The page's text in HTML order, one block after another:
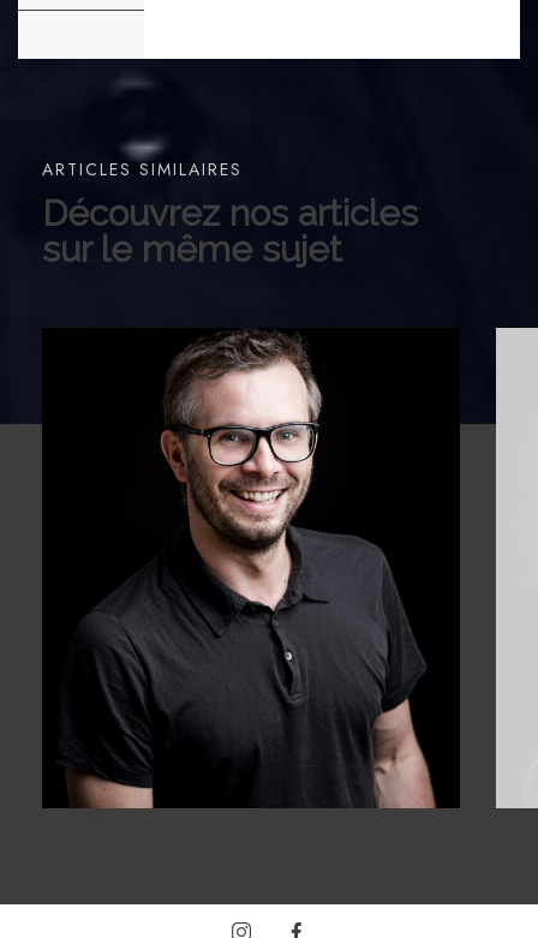
ARTICLES SIMILAIRES
Découvrez nos articles
sur le même sujet
PHOTOGRAPHE
Sébastien